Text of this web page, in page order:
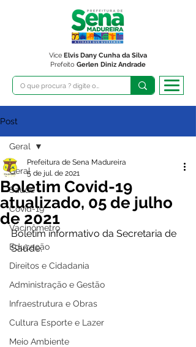
Prefeito Gerlen Diniz Andrade
Vice Elvis Dany Cunha da Silva
Post
Geral
Saúde
Covid-19
Vacinômetro
Educação
Direitos e Cidadania
Administração e Gestão
Infraestrutura e Obras
Cultura Esporte e Lazer
Meio Ambiente
Geral
Boletim Covid-19
atualizado, 05 de julho
de 2021
Prefeitura de Sena Madureira
5 de jul. de 2021
Boletim informativo da Secretaria de
Saúde.